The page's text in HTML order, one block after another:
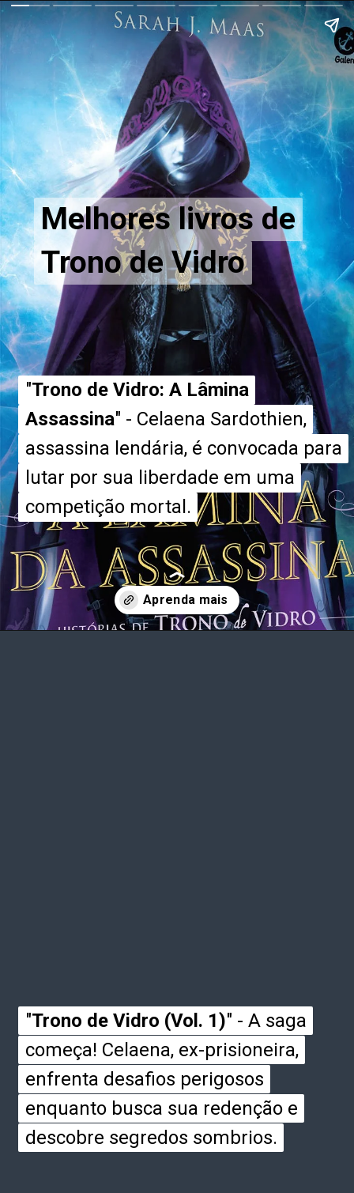
"Trono de Vidro: A Lâmina
Assassina" - Celaena Sardothien,
assassina lendária, é convocada para
lutar por sua liberdade em uma
competição mortal.
"Trono de Vidro: A Lâmina
Assassina" - Celaena Sardothien,
assassina lendária, é convocada para
lutar por sua liberdade em uma
competição mortal.
Melhores livros de
Trono de Vidro
Melhores livros de
Trono de Vidro
"Trono de Vidro (Vol. 1)" - A saga
começa! Celaena, ex-prisioneira,
enfrenta desafios perigosos
enquanto busca sua redenção e
descobre segredos sombrios.
"Trono de Vidro (Vol. 1)" - A saga
começa! Celaena, ex-prisioneira,
enfrenta desafios perigosos
enquanto busca sua redenção e
descobre segredos sombrios.